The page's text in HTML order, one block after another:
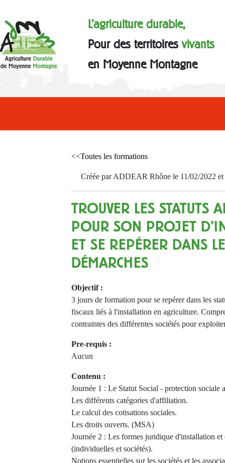
L'agriculture durable,
Pour des territoiresvivants
en Moyenne Montagne
<<Toutes les formations
Créée par ADDEAR Rhône le 11/02/2022 et
TROUVER LES STATUTS
POUR SON PROJET
ET SE REPÉRER DANS
DÉMARCHES
Objectif :
3 jours de formation pour se repérer dans les
fiscaux liés à l'installation en agriculture.
contraintes des différentes sociétés pour
Pre-requis :
Aucun
Contenu :
Journée 1 : Le Statut Social - protection sociale
Les différents catégories d'affiliation.
Le calcul des cotisations sociales.
Les droits ouverts. (MSA)
Journée 2 : Les formes juridique d'installation
(individuelles et sociétés).
Notions essentielles sur les sociétés et les